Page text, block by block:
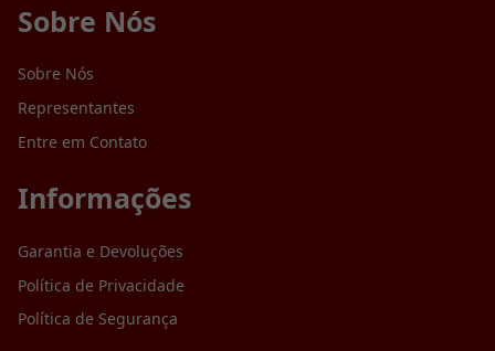
Sobre Nós
Sobre Nós
Representantes
Entre em Contato
Informações
Garantia e Devoluções
Política de Privacidade
Política de Segurança